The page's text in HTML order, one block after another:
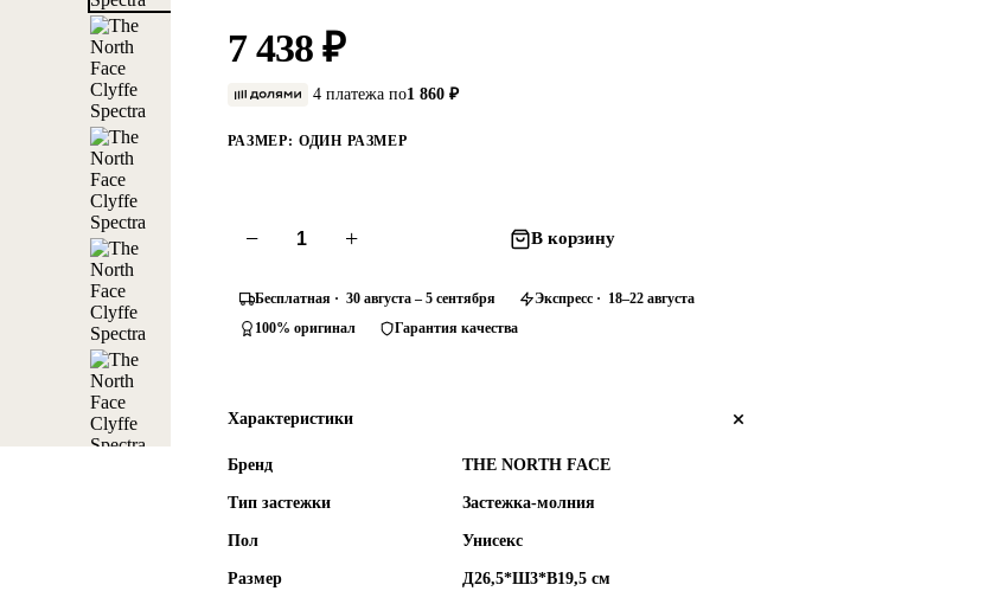
7 438 ₽
4 платежа по1 860 ₽
РАЗМЕР: ОДИН РАЗМЕР
− + В корзину
Бесплатная · 30 августа – 5 сентября
Экспресс · 18–22 августа
100% оригинал
Гарантия качества
Характеристики
Бренд THE NORTH FACE
Тип застежки Застежка-молния
Пол Унисекс
Размер Д26,5*Ш3*В19,5 см